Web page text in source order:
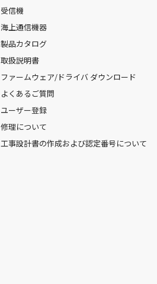
受信機
海上通信機器
製品カタログ
取扱説明書
ファームウェア/ドライバ ダウンロード
よくあるご質問
ユーザー登録
修理について
工事設計書の作成および認定番号について